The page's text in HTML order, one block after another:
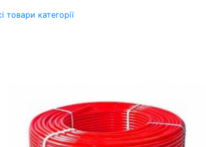
товари категорії